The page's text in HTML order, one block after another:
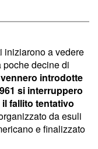
iniziarono a vedere
decine di
introdotte
si interruppero
fallito tentativo
da esuli
e finalizzato